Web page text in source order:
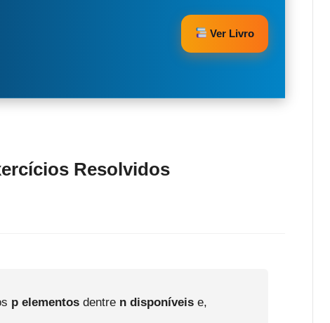
Ver Livro
Resolvidos
p elementos dentre n disponíveis e,